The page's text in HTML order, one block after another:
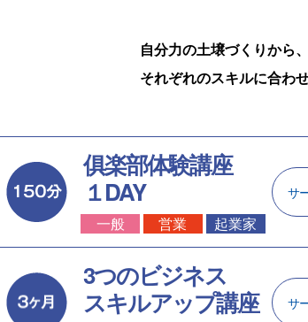
自分力の土壌づくりから
それぞれのスキルに合わ
俱楽部体験講座
１DAY
一般 営業 起業家
サ
3つのビジネス
スキルアップ講座
サ